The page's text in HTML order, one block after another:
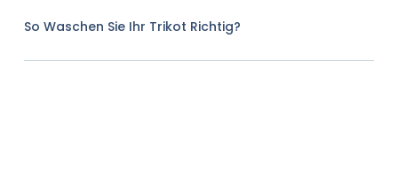
So Waschen Sie Ihr Trikot Richtig?